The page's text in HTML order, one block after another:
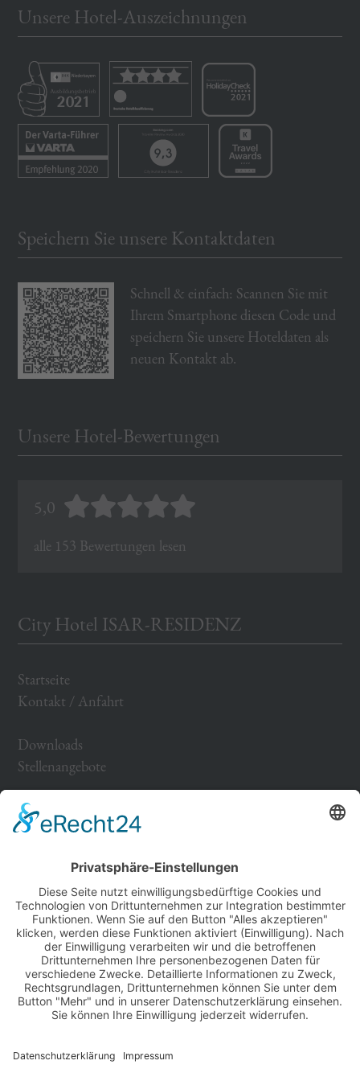
Unsere Hotel-Auszeichnungen
Speichern Sie unsere Kontaktdaten
Schnell & einfach: Scannen Sie mit
Ihrem Smartphone diesen Code und
speichern Sie unsere Hoteldaten als
neuen Kontakt ab.
Unsere Hotel-Bewertungen
5,0
alle 153 Bewertungen lesen
City Hotel ISAR-RESIDENZ
Startseite
Kontakt / Anfahrt
Downloads
Stellenangebote
Impressum
Datenschutz
Papiererstraße 6
D-84034 Landshut
Germany
Tel. +49 871 430 570
Fax +49 871 430 5799
info@isar-residenz.de